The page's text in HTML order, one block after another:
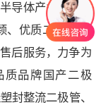
导体产业产品的
优质二极管,还
后服务，力争为
质品牌国产二极
封整流二极管、